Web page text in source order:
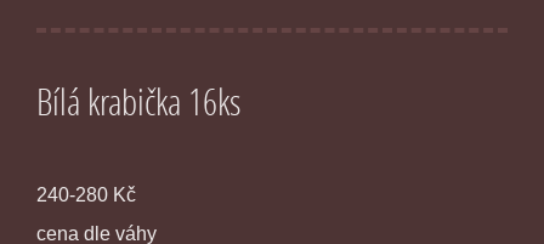
Bílá krabička 16ks
240-280 Kč
cena dle váhy